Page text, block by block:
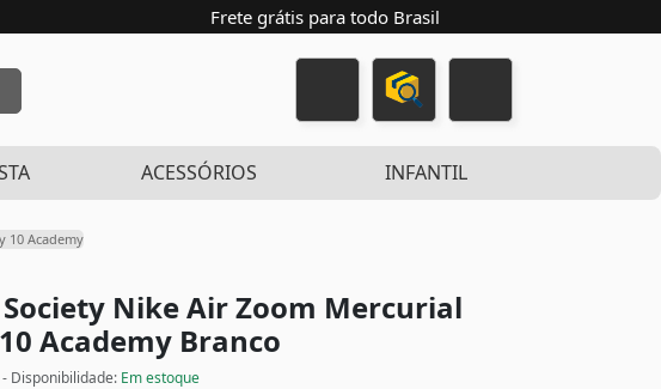
Frete grátis para todo Brasil
ACESSÓRIOS INFANTIL
10 Academy
Nike Air Zoom Mercurial
Academy Branco
- Disponibilidade: Em estoque